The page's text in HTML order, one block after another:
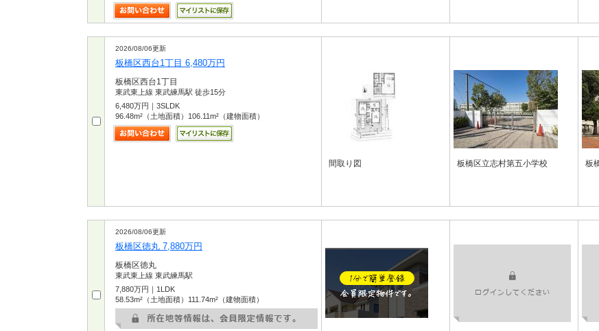
2026/08/06更新
板橋区西台1丁目 6,480万円
板橋区西台1丁目
東武東上線 東武練馬駅 徒歩15分
6,480万円｜3SLDK
96.48m²（土地面積）106.11m²（建物面積）
間取り図 板橋区立志村第五小学校 板
2026/08/06更新
板橋区徳丸 7,880万円
板橋区徳丸
東武東上線 東武練馬駅
7,880万円｜1LDK
58.53m²（土地面積）111.74m²（建物面積）